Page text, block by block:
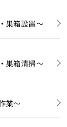
巣箱設置～
巣箱清掃～
業～